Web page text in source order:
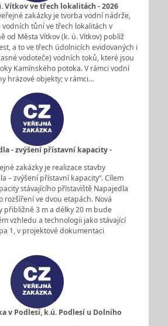
Vítkov ve třech lokalitách - 2026
zakázky je tvorba vodní nádrže,
tůní ve třech lokalitách v
od Města Vítkov (k. ú. Vítkov) poblíž
a to ve třech údolnicích evidovaných i
vodoteče) vodních toků, které jsou
Kamínského potoka. V rámci vodní
hrázové objekty; v rámci…
- zvýšení přístavní kapacity -
zakázky je realizace stavby
– zvýšení přístavní kapacity“. Cílem
stávajícího přístaviště Napajedla
rozšíření ve dvou etapách. Nová
přibližně 3 m a délky 20 m bude
vzhledu a technologii jako stávající
1, v projektové dokumentaci
v Podlesí, k.ú. Podlesí u Dolního